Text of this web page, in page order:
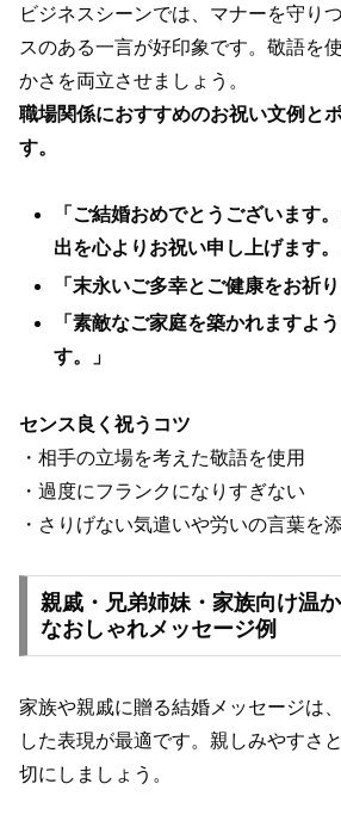
ビジネスシーンでは、マナーを守り
スのある一言が好印象です。敬語を
かさを両立させましょう。
職場関係におすすめのお祝い文例と
す。
「ご結婚おめでとうございます
出を心よりお祝い申し上げます。
「末永いご多幸とご健康をお祈
「素敵なご家庭を築かれますよ
す。」
センス良く祝うコツ
・相手の立場を考えた敬語を使用
・過度にフランクになりすぎない
・さりげない気遣いや労いの言葉を
親戚・兄弟姉妹・家族向け温
なおしゃれメッセージ例
家族や親戚に贈る結婚メッセージは
した表現が最適です。親しみやすさ
切にしましょう。